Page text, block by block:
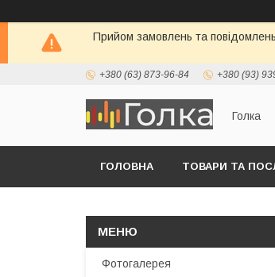
Прийом замовлень та
+380 (63) 873-96-84 +380 (93)
Голка
ГОЛОВНА ТОВАРИ ТА
Фотогалерея